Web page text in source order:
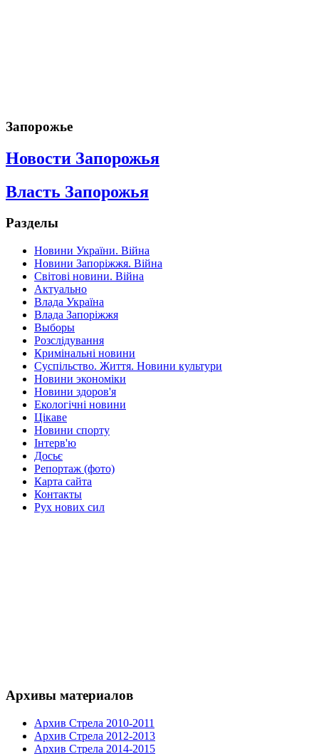
Запорожье
Новости Запорожья
Власть Запорожья
Разделы
Новини України. Війна
Новини Запоріжжя. Війна
Світові новини. Війна
Актуально
Влада Україна
Влада Запоріжжя
Выборы
Розслідування
Кримінальні новини
Суспільство. Життя. Новини культури
Новини экономіки
Новини здоров'я
Екологічні новини
Цікаве
Новини спорту
Інтерв'ю
Досьє
Репортаж (фото)
Карта сайта
Контакты
Рух нових сил
Архивы материалов
Архив Стрела 2010-2011
Архив Стрела 2012-2013
Архив Стрела 2014-2015